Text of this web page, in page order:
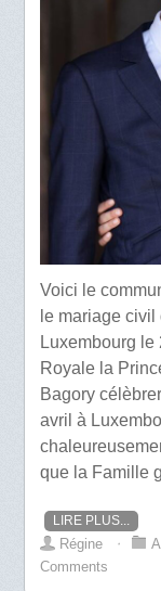
Voici le
le mariage
Luxembourg
Royale la
Bagory
avril à
que la Famille
LIRE PLUS...
Régine ⋅
Comments